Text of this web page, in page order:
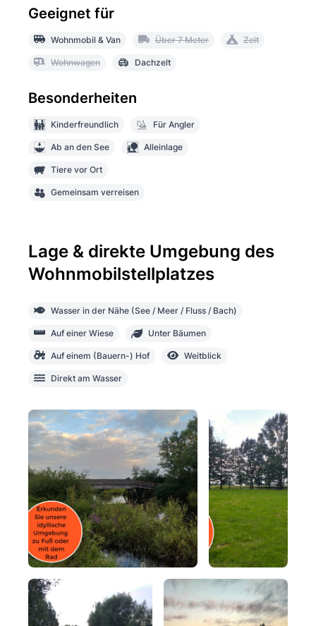
Geeignet für
Wohnmobil & Van Über 7 Meter Zelt
Wohnwagen Dachzelt
Besonderheiten
Kinderfreundlich Für Angler
Ab an den See Alleinlage
Tiere vor Ort
Gemeinsam verreisen
Lage & direkte Umgebung des
Wohnmobilstellplatzes
Wasser in der Nähe (See / Meer / Fluss / Bach)
Auf einer Wiese Unter Bäumen
Auf einem (Bauern-) Hof Weitblick
Direkt am Wasser